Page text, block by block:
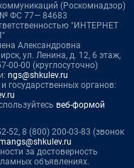
(Роскомнадзор)
№ ФС 77— 84683
"ИНТЕРНЕТ
Александровна
ул. Ленина, д. 12, 6 этаж,
00-00 (круглосуточно)
ngs@shkulev.ru
государственных органов:
веб-формой
52, 8 (800) 200-03-83 (звонок
за достоверность
объявлениях.